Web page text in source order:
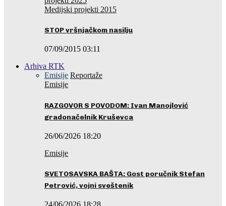
Medijski projekti 2015
STOP vršnjačkom nasilju
07/09/2015 03:11
Arhiva RTK
Emisije Reportaže
Emisije
RAZGOVOR S POVODOM: Ivan Manojlović
gradonačelnik Kruševca
26/06/2026 18:20
Emisije
SVETOSAVSKA BAŠTA: Gost poručnik Stefan
Petrović, vojni sveštenik
24/06/2026 18:28